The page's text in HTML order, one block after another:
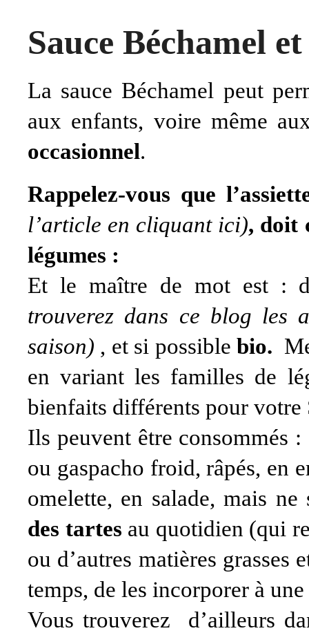
Sauce Béchamel
La sauce Béchamel peut
aux enfants, voire même
occasionnel.
Rappelez-vous que
l’article en cliquant ici), doit
légumes :
Et le maître de mot est :
trouverez dans ce blog les
saison) , et si possible bio.
en variant les familles de
bienfaits différents pour votre
Ils peuvent être consommés
ou gaspacho froid, râpés, en
omelette, en salade, mais
des tartes au quotidien (qui
ou d’autres matières grasses
temps, de les incorporer à une
Vous trouverez d’ailleurs